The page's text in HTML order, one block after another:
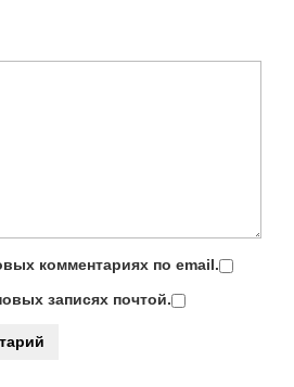
комментариях по email.
записях почтой.